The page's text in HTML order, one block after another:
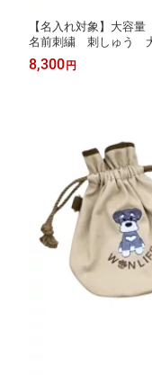
【名入れ対象】大容
名前刺繍 刺しゅう
れ WAN LIFE
ダックス【TV番組え
8,300円